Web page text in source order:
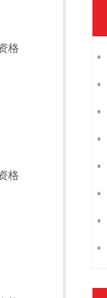
格
格
•
•
•
•
•
•
•
•